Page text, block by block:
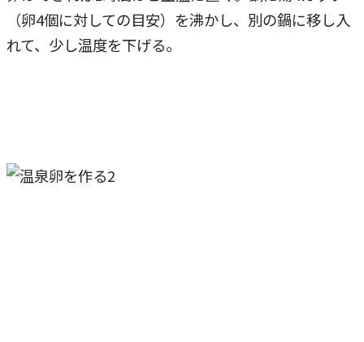
（卵4個に対しての目安）を沸かし、別の鍋に移し入
れて、少し温度を下げる。